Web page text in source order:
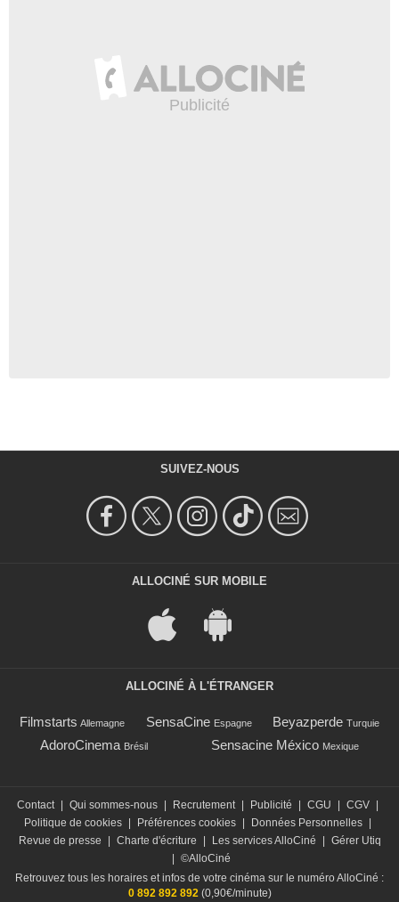
SUIVEZ-NOUS
ALLOCINÉ SUR MOBILE
ALLOCINÉ À L'ÉTRANGER
Filmstarts Allemagne SensaCine Espagne Beyazperde Turquie
AdoroCinema Brésil Sensacine México Mexique
Contact Qui sommes-nous Recrutement Publicité CGU CGV
Politique de cookies
Préférences cookies Données Personnelles
Revue de presse
Charte d'écriture Les services AlloCiné
Gérer Utiq
©AlloCiné
Retrouvez tous les horaires et infos de votre cinéma sur le numéro AlloCiné :
0 892 892 892(0,90€/minute)